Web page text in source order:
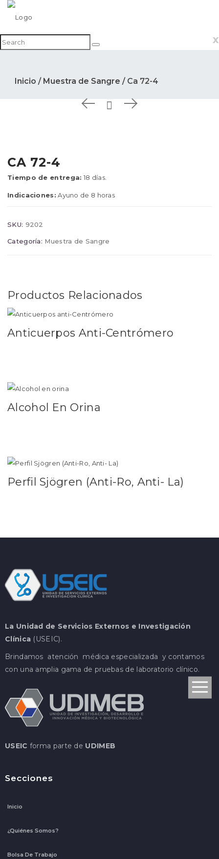
x
Inicio / Muestra de Sangre / Ca 72-4
CA 72-4
Tiempo de entrega: 18 días.
Indicaciones: Ayuno de 8 horas
SKU: 9202
Categoría: Muestra de Sangre
Productos Relacionados
Anticuerpos Anti-Centrómero
Alcohol En Orina
Perfil Sjögren (Anti-Ro, Anti- La)
La Unidad de Servicios Externos e Investigación
Clínica (USEIC).
Brindamos atención médica especializada y contamos
con una amplia gama de pruebas de laboratorio clínico.
USEIC forma parte de UDIMEB
Secciones
Inicio
¿Quiénes Somos?
Bolsa De Trabajo